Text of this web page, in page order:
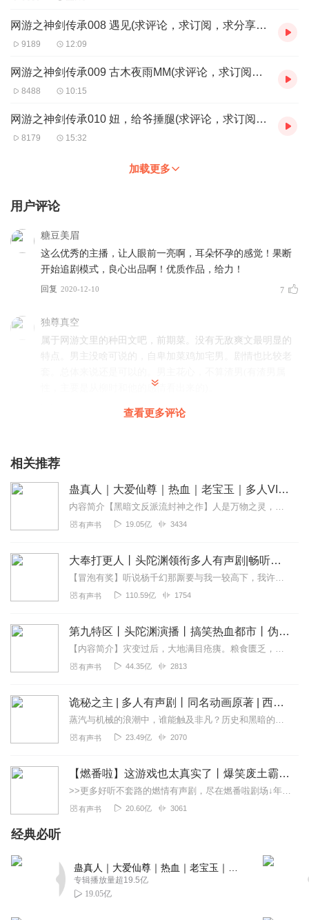
网游之神剑传承008 遇见(求评论，求订阅，求分享转发。感谢！）
9189 12:09
网游之神剑传承009 古木夜雨MM(求评论，求订阅，求分享转发。感谢！）
8488 10:15
网游之神剑传承010 妞，给爷捶腿(求评论，求订阅，求分享转发。感谢！）
8179 15:32
加载更多
用户评论
糖豆美眉
这么优秀的主播，让人眼前一亮啊，耳朵怀孕的感觉！果断
开始追剧模式，良心出品啊！优质作品，给力！
回复 2020-12-10 7
独尊真空
属于网游文里的种田文吧，前期菜。没有无敌爽文最明显的
特点。男主没啥可说的，自卑加菜鸡加宅男。剧情也比较老
性，主要是从柳时和他的感情看出来的)。
大大棒棒的，书也棒棒哒，逍逍前来支持
木槿苏苏
哇哦，被漂亮的封面吸引过来，想着听听看，哪里知道听了
也有意思，有感情，后期制作精良，这是一部不可多得的好
剧，值得推荐！大家快来听呀！
2021-10-12
成月生
故事超燃，读的也好！值得点赞收藏
2020-12-26
丹丘生_听语小筑
洛川出品 必属精品😃😃😃😃
2020-12-12
这主角真的是啊，，没见过这样的主角，简直如丧家之犬，
被人打成狗，还到处装逼，被赶的城都不赶回，还不弃游干
回复
崔大哈哈
没听呢，但是该说不说，主播朋友挺多，棒棒的哈哈
查看更多评论
相关推荐
蛊真人｜大爱仙尊｜热血｜老宝玉｜多人VIP免费有声剧
内容简介【黑暗文反派流封神之作】人是万物之灵，蛊是天地真精。一个穿越者不断重生的故事。一个养蛊、炼蛊、用蛊的奇特世界。配音组（男角色）老宝玉旁白...
有声书 19.05亿 3434
大奉打更人丨头陀渊领衔多人有声剧|畅听全集|王鹤棣、田曦薇主演影视剧原著|卖报小郎君
【冒泡有奖】听说杨千幻那厮要与我一较高下，我许七安要开始装叉了！快进入声音播放页戳下方输入框，冒个泡偷偷告诉我，我要用哪些诗词才能胜过他？说得好的，有赏！202...
有声书 110.59亿 1754
第九特区丨头陀渊演播丨搞笑热血都市丨伪戒丨VIP免费多人有声剧
【内容简介】灾变过后，大地满目疮痍。粮食匮乏，资源紧俏，局势混乱……一位从待规划区杀出来的青年，背对着漫天黄沙，孤身来到九区谋生，却不曾想偶然结识三五好友，一念...
有声书 44.35亿 2813
诡秘之主 | 多人有声剧丨同名动画原著 | 西幻克苏鲁 | 乌贼作品
蒸汽与机械的浪潮中，谁能触及非凡？历史和黑暗的迷雾里，又是谁在耳语？我从诡秘中醒来，睁眼看见这个世界：枪械，大炮，巨舰，飞空艇，差分机；魔药，占卜，诅咒，倒吊人...
有声书 23.49亿 2070
【燃番啦】这游戏也太真实了丨爆笑废土霸榜神作丨紫襟剧社制作
>>更多好听不套路的燃情有声剧，尽在燃番啦剧场↓年度重磅推荐本专辑为VIP免费专辑每天上午10点5集更新，订阅可以听到最新内容哦！每周抽一个专辑五星优质评论送...
有声书 20.60亿 3061
经典必听
专辑播放量超19.5亿
19.05亿